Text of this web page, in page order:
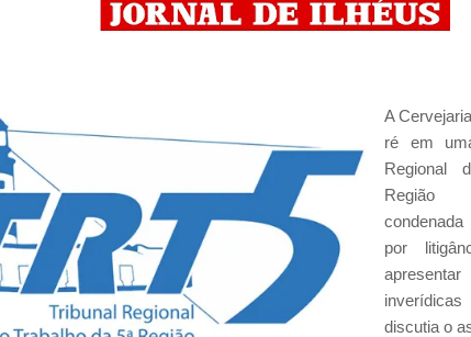
A
ré em
Regional
Região
por
discutia o